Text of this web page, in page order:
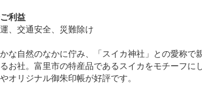
利益
、交通安全、災難除け
な自然のなかに佇み、「スイカ神社」との愛称で
お社。富里市の特産品であるスイカをモチーフに
オリジナル御朱印帳が好評です。